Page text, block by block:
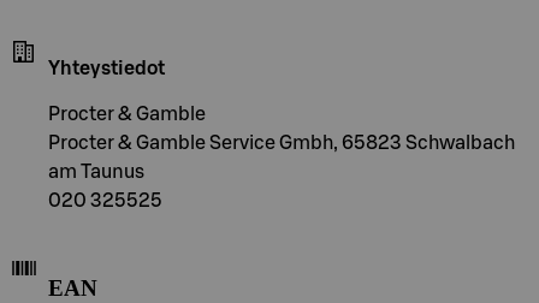
Yhteystiedot
Procter & Gamble
Procter & Gamble Service Gmbh, 65823 Schwalbach
am Taunus
020 325525
EAN